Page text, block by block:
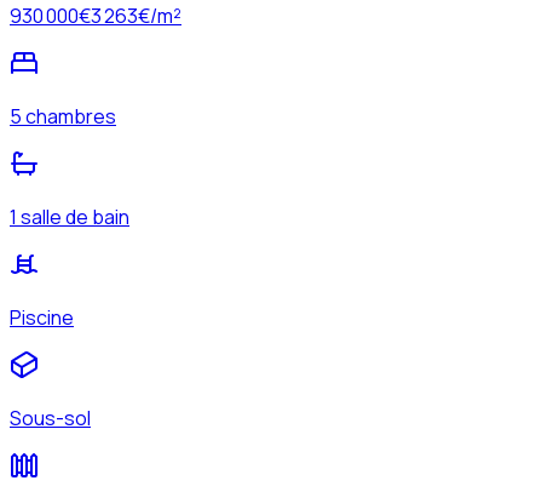
930 000€3 263€/m²
5 chambres
1 salle de bain
Piscine
Sous-sol